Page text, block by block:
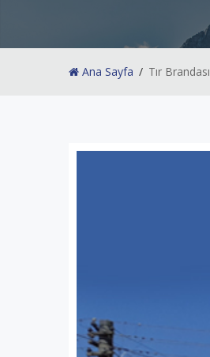
Ana Sayfa Tır Brandası